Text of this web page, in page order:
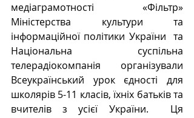
медіаграмотності «Фільтр»
Міністерства культури та
інформаційної політики України  та
Національна суспільна
телерадіокомпанія організували
Всеукраїнський урок єдності для
школярів 5-11 класів, їхніх батьків та
вчителів з усієї України.  Ця